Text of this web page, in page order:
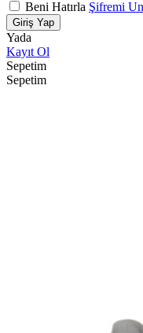
Beni Hatırla Şifremi
Giriş Yap
Yada
Kayıt Ol
Sepetim
Sepetim